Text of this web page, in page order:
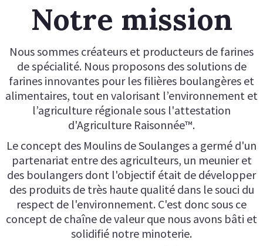
Notre mission
Nous sommes créateurs et producteurs de farines
de spécialité. Nous proposons des solutions de
farines innovantes pour les filières boulangères et
alimentaires, tout en valorisant l’environnement et
l’agriculture régionale sous l'attestation
d'Agriculture Raisonnée™.
Le concept des Moulins de Soulanges a germé d'un
partenariat entre des agriculteurs, un meunier et
des boulangers dont l'objectif était de développer
des produits de très haute qualité dans le souci du
respect de l'environnement. C'est donc sous ce
concept de chaîne de valeur que nous avons bâti et
solidifié notre minoterie.